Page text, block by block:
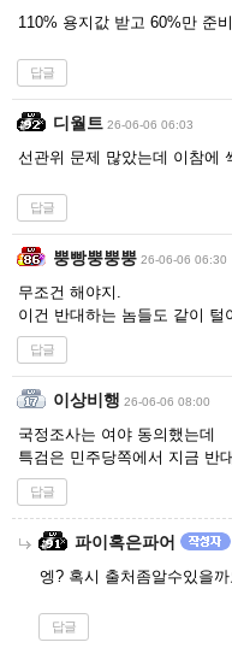
110% 용지값 받고 60%만 준
답글
디월트 26-06-06 06:03
선관위 문제 많았는데 이참에
답글
뿡빵뿡뿡뿡 26-06-06 06:30
무조건 해야지.
이건 반대하는 놈들도 같이 털
답글
이상비행 26-06-06 08:00
국정조사는 여야 동의했는데
특검은 민주당쪽에서 지금 반
답글
파이혹은파어
엥? 혹시 출처좀알수있을까
답글